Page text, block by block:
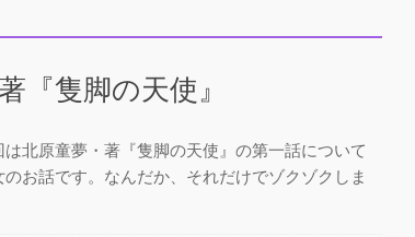
隻脚の天使』
北原童夢・著『隻脚の天使』の第一話について
お話です。なんだか、それだけでゾクゾクしま